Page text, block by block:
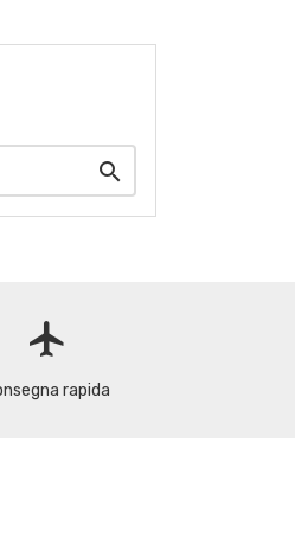

flight
rapida